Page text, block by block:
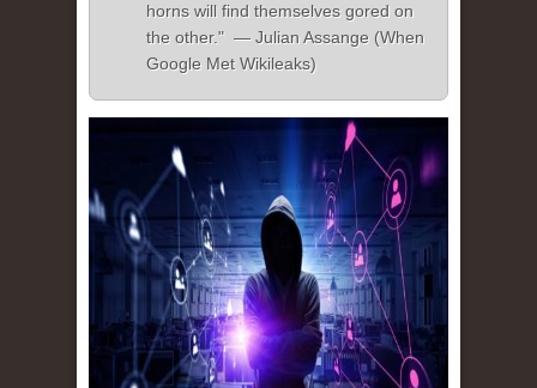
horns will find themselves gored on
the other." — Julian Assange (When
Google Met Wikileaks)